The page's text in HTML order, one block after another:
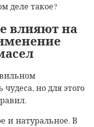
деле такое?
влияют на
но для этого
и натуральное. В